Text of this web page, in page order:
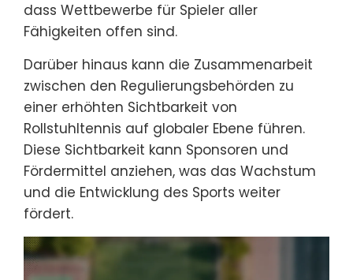
dass Wettbewerbe für Spieler aller
Fähigkeiten offen sind.
Darüber hinaus kann die Zusammenarbeit
zwischen den Regulierungsbehörden zu
einer erhöhten Sichtbarkeit von
Rollstuhltennis auf globaler Ebene führen.
Diese Sichtbarkeit kann Sponsoren und
Fördermittel anziehen, was das Wachstum
und die Entwicklung des Sports weiter
fördert.